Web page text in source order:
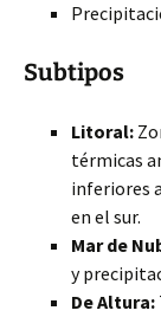
Subtipos
Litoral:
térmicas
inferiores
en el sur.
Mar de
y
De Altura: